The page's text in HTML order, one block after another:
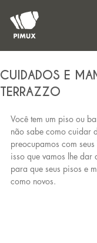
CUIDADOS E
TERRAZZO
Você tem um piso ou
não sabe como cuidar
preocupamos com
isso que vamos lhe dar
para que seus pisos e
como novos.